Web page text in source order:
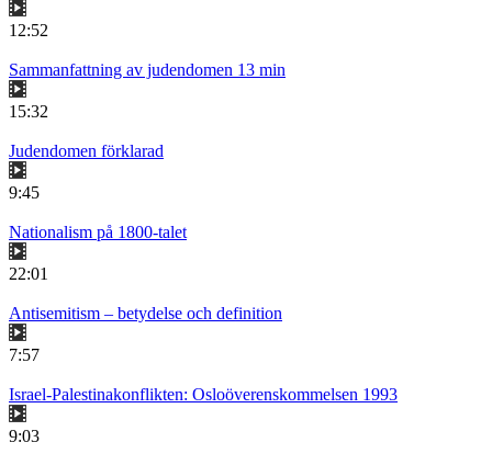
12:52
Sammanfattning av judendomen 13 min
15:32
Judendomen förklarad
9:45
Nationalism på 1800-talet
22:01
Antisemitism – betydelse och definition
7:57
Israel-Palestinakonflikten: Osloöverenskommelsen 1993
9:03